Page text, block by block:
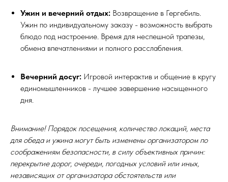
Ужин и вечерний отдых: Возвращение в Гергебиль.
Ужин по индивидуальному заказу - возможность выбрать
блюдо под настроение. Время для неспешной трапезы,
обмена впечатлениями и полного расслабления.
Вечерний досуг: Игровой интерактив и общение в кругу
единомышленников - лучшее завершение насыщенного
дня.
Внимание! Порядок посещения, количество локаций, места
для обеда и ужина могут быть изменены организатором по
соображениям безопасности, в силу объективных причин:
перекрытие дорог, очереди, погодных условий или иных,
независящих от организатора обстоятельств или